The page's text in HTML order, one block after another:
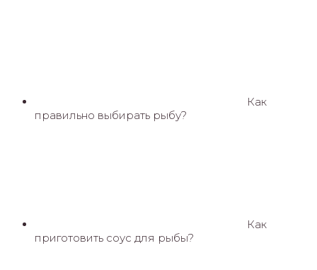
Как
правильно выбирать рыбу?
Как
приготовить соус для рыбы?